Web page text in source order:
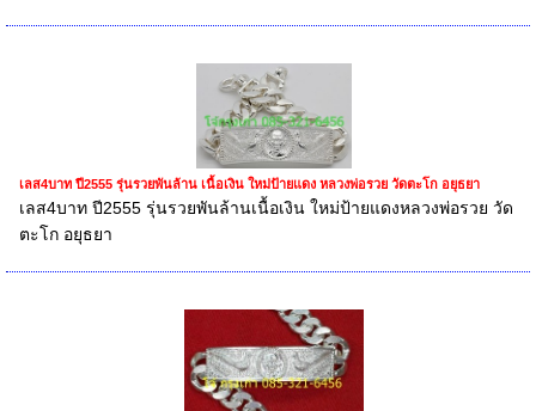
เลส4บาท ปี2555 รุ่นรวยพันล้าน เนื้อเงิน ใหม่ป้ายแดง หลวงพ่อรวย วัดตะโก อยุธยา
เลส4บาท ปี2555 รุ่นรวยพันล้านเนื้อเงิน ใหม่ป้ายแดงหลวงพ่อรวย วัด
ตะโก อยุธยา